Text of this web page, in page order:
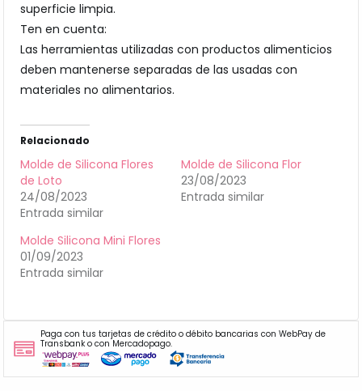
superficie limpia.
Ten en cuenta:
Las herramientas utilizadas con productos alimenticios
deben mantenerse separadas de las usadas con
materiales no alimentarios.
Relacionado
Molde de Silicona Flores
de Loto
24/08/2023
Entrada similar
Molde de Silicona Flor
23/08/2023
Entrada similar
Molde Silicona Mini Flores
01/09/2023
Entrada similar
Paga con tus tarjetas de crédito o débito bancarias con WebPay de
Transbank o con Mercadopago.